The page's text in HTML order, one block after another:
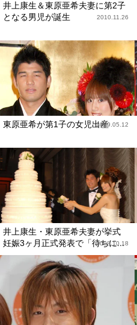
井上康生＆東原亜希夫妻に第2子
となる男児が誕生
2010.11.26
東原亜希が第1子の女児出産2009.05.12
井上康生・東原亜希夫妻が挙式
妊娠3ヶ月正式発表で「待ちに...
2008.10.18